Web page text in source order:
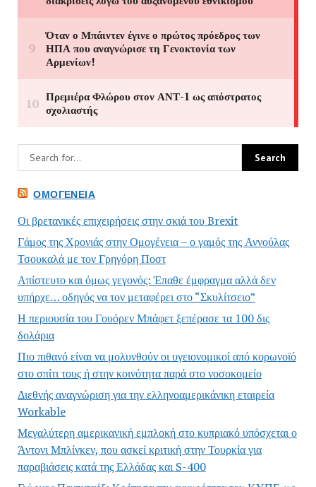
ΟΜΟΓΈΝΕΙΑ
Οι βρετανικές επιχειρήσεις στην σκιά του Brexit
Γάμος της Χρονιάς στην Ομογένεια – ο γαμός της Αννούλας
Τσουκαλά με τον Γρηγόρη Ποστ
Απίστευτο και όμως γεγονός: Έπαθε έμφραγμα αλλά δεν
υπήρχε… οδηγός να τον μεταφέρει στο “Σκυλίτσειο”
Η περιουσία του Γουόρεν Μπάφετ ξεπέρασε τα 100 δις
δολάρια
Πιο πιθανό είναι να μολυνθούν οι υγειονομικοί από κορωνοϊό
στο σπίτι τους ή στην κοινότητα παρά στο νοσοκομείο
Διεθνής αναγνώριση για την ελληνοαμερικάνικη εταιρεία
Workable
Μεγαλύτερη αμερικανική εμπλοκή στο κυπριακό υπόσχεται ο
Άντονι Μπλίνκεν, που ασκεί κριτική στην Τουρκία για
παραβιάσεις κατά της Ελλάδας και S-400